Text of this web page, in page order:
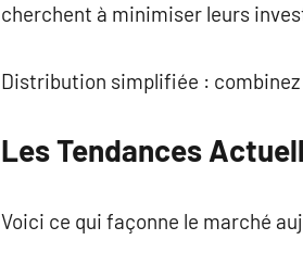
cherchent à minimiser leurs
Distribution simplifiée :
Les Tendances
Voici ce qui façonne le marché